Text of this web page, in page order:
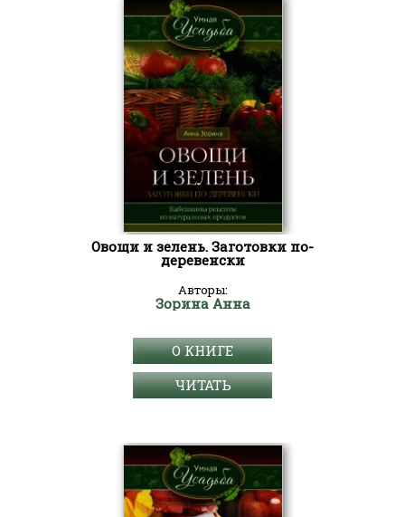
Овощи и зелень. Заготовки по-
деревенски
Авторы:
Зорина Анна
О КНИГЕ
ЧИТАТЬ